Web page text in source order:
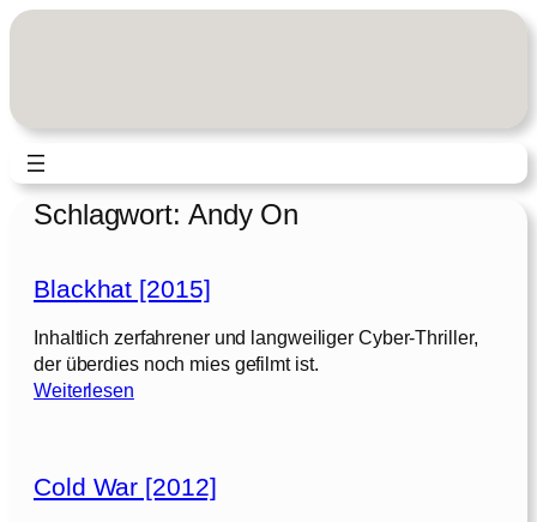
Zum
Schlagwort: Andy On
Blackhat [2015]
Inhaltlich zerfahrener und langweiliger Cyber-Thriller,
der überdies noch mies gefilmt ist.
Weiterlesen:
c
Cold War [2012]